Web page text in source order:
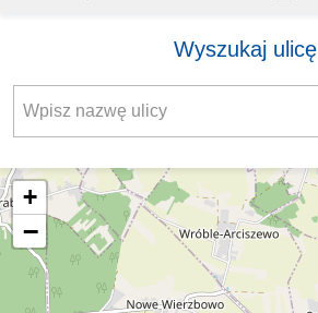
Wyszukaj ulicę
+
−